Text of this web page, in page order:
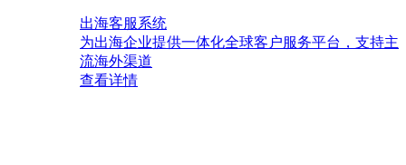
出海客服系统
为出海企业提供一体化全球客户服务平台，支持主
流海外渠道
查看详情